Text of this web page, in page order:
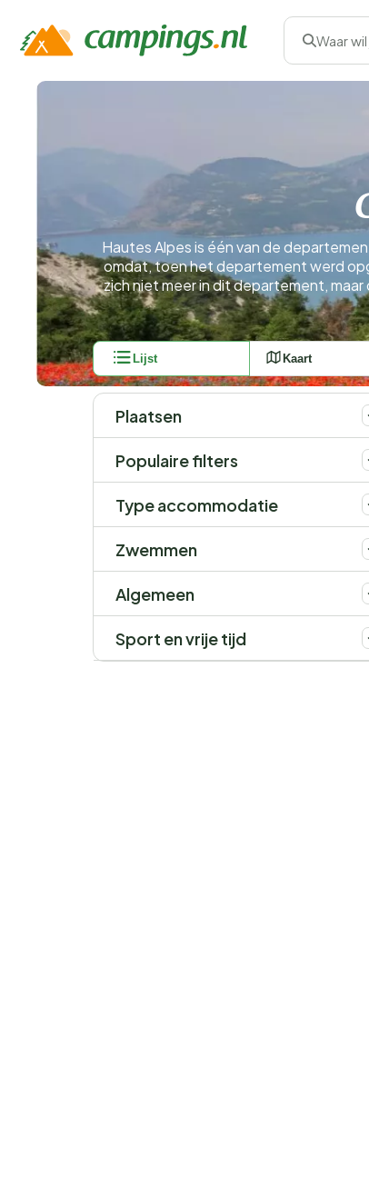
Waar
Hautes Alpes is één van de
omdat, toen het departement werd
zich niet meer in dit departement,
Lijst Kaart
Plaatsen
Populaire filters
Type accommodatie
Zwemmen
Algemeen
Sport en vrije tijd